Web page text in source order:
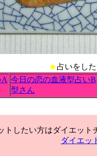
★占いをし
今日の恋の血液型占いB
型さん
トしたい方はダイエット
ダイエッ